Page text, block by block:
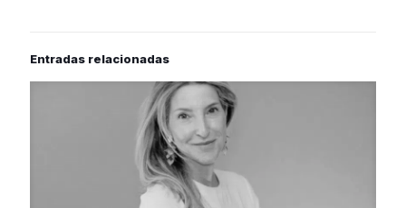
Entradas relacionadas